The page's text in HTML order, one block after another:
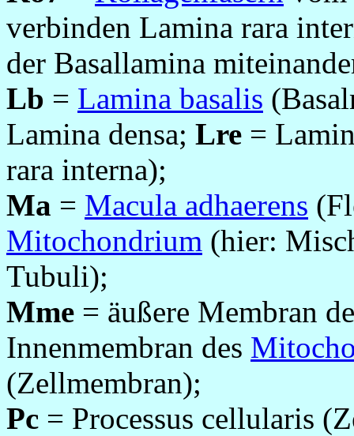
verbinden Lamina rara
der Basallamina
Lb = Lamina basalis
Lamina densa; Lre =
rara interna);
Ma = Macula adhaerens
Mitochondrium (hier:
Tubuli);
Mme = äußere Membran
Innenmembran des
(Zellmembran);
Pc = Processus cellularis